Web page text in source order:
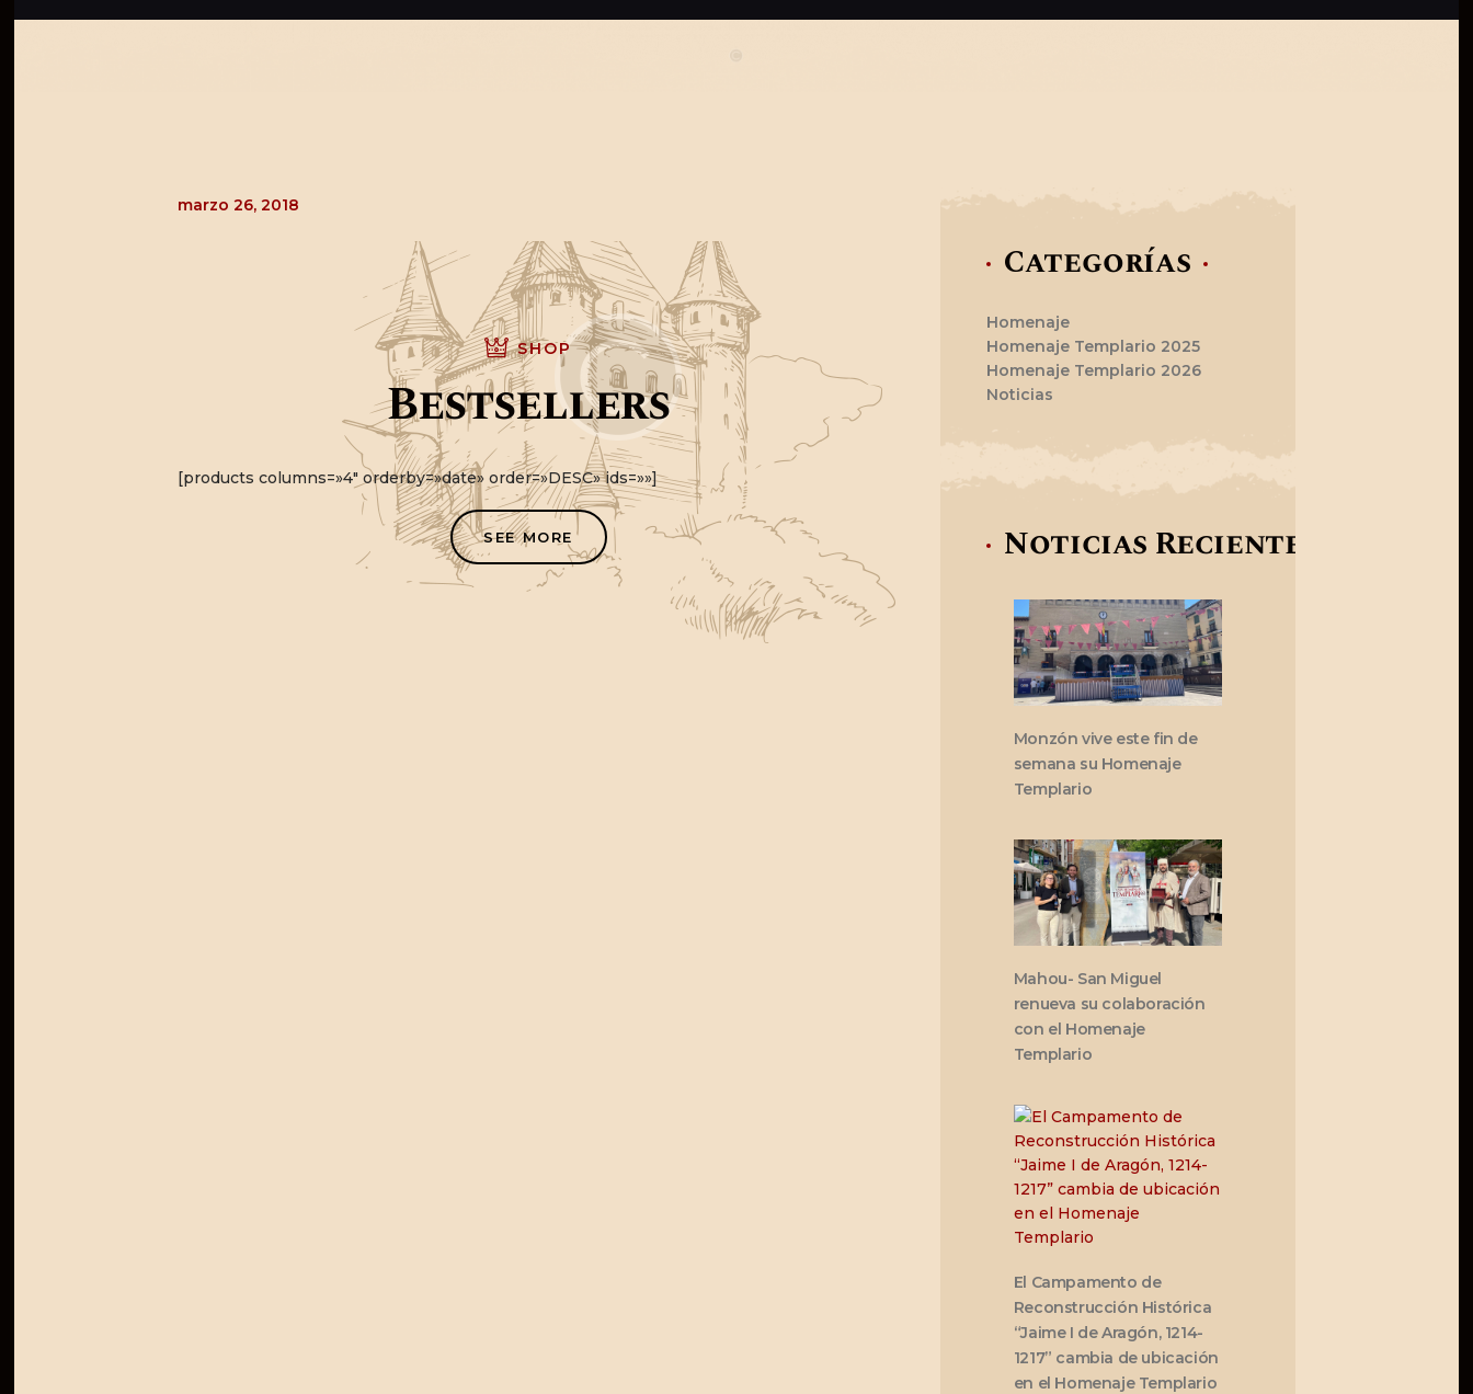
CONTACTO
marzo 26, 2018
SHOP
Bestsellers
[products columns=»4″ orderby=»date» order=»DESC» ids=»»]
SEE MORE
Categorías
Homenaje
Homenaje Templario 2025
Homenaje Templario 2026
Noticias
Noticias Recientes
Monzón vive este fin de
semana su Homenaje
Templario
Mahou- San Miguel
renueva su colaboración
con el Homenaje
Templario
El Campamento de
Reconstrucción Histórica
“Jaime I de Aragón, 1214-
1217” cambia de ubicación
en el Homenaje Templario